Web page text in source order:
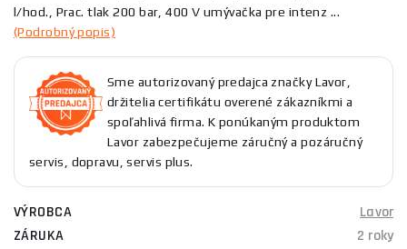
l/hod., Prac. tlak 200 bar, 400 V umývačka pre intenz ...
(Podrobný popis)
Sme autorizovaný predajca značky Lavor,
držitelia certifikátu overené zákazníkmi a
spoľahlivá firma. K ponúkaným produktom
Lavor zabezpečujeme záručný a pozáručný
servis, dopravu, servis plus.
VÝROBCA
Lavor
ZÁRUKA
2 roky